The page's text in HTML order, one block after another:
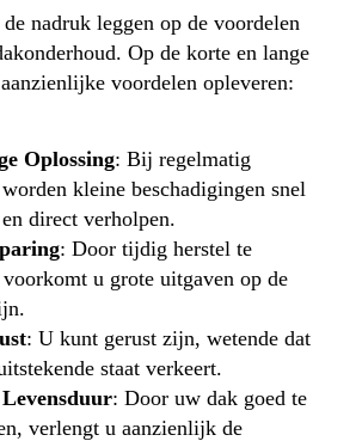
nadruk leggen op de voordelen
Op de korte en lange
voordelen opleveren:
Oplossing: Bij regelmatig
kleine beschadigingen snel
direct verholpen.
: Door tijdig herstel te
u grote uitgaven op de
: U kunt gerust zijn, wetende dat
staat verkeert.
: Door uw dak goed te
verlengt u aanzienlijk de